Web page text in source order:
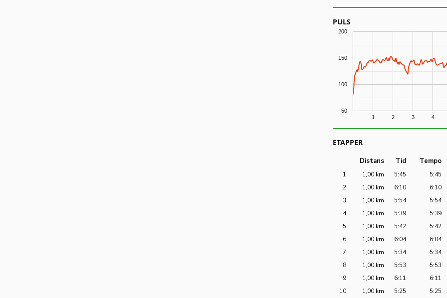
PULS
1 2 3 4
50
100
150
200
ETAPPER
Distans Tid Tempo
1 1,00 km 5:45 5:45
2
1,00 km 6:10 6:10
3
1,00 km 5:54 5:54
4
1,00 km 5:39 5:39
5
1,00 km 5:42 5:42
6
1,00 km 6:04 6:04
7
1,00 km 5:34 5:34
8
1,00 km 5:53 5:53
9
1,00 km 6:11 6:11
10
1,00 km 5:25 5:25